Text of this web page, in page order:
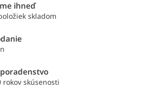
ihneď
skladom
rokov skúsenosti